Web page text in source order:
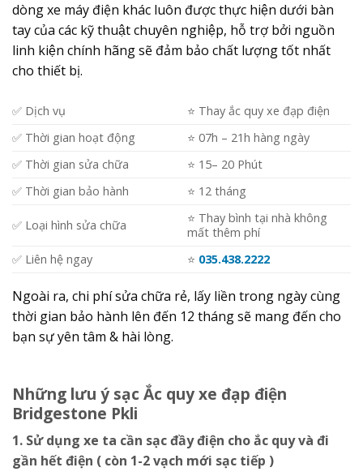
dòng xe máy điện khác luôn được thực hiện dưới bàn
tay của các kỹ thuật chuyên nghiệp, hỗ trợ bởi nguồn
linh kiện chính hãng sẽ đảm bảo chất lượng tốt nhất
cho thiết bị.
✅ Dịch vụ
⭐️ Thay ắc quy xe đạp điện
✅ Thời gian hoạt động
⭐️ 07h – 21h hàng ngày
✅ Thời gian sửa chữa
⭐️ 15– 20 Phút
✅ Thời gian bảo hành
⭐️ 12 tháng
✅ Loại hình sửa chữa
⭐️ Thay bình tại nhà không
mất thêm phí
✅ Liên hệ ngay
⭐️ 035.438.2222
Ngoài ra, chi phí sửa chữa rẻ, lấy liền trong ngày cùng
thời gian bảo hành lên đến 12 tháng sẽ mang đến cho
bạn sự yên tâm & hài lòng.
Những lưu ý sạc Ắc quy xe đạp điện
Bridgestone Pkli
1. Sử dụng xe ta cần sạc đầy điện cho ắc quy và đi
gần hết điện ( còn 1-2 vạch mới sạc tiếp )